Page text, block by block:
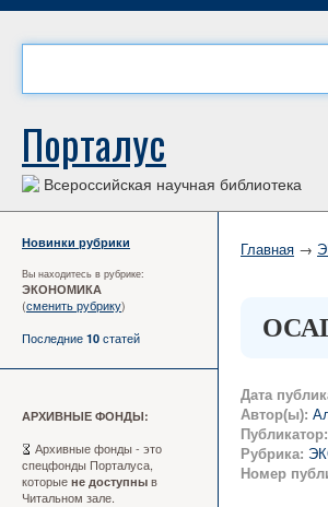
Порталус
Всероссийская научная библиотека
Новинки рубрики
Вы находитесь в рубрике:
ЭКОНОМИКА
(сменить рубрику)
Последние 10 статей
АРХИВНЫЕ ФОНДЫ:
Архивные фонды - это
спецфонды Порталуса,
которые не доступны в
Читальном зале.
Главная →
Дата
Автор(ы):
Публикатор:
Рубрика:
Номер